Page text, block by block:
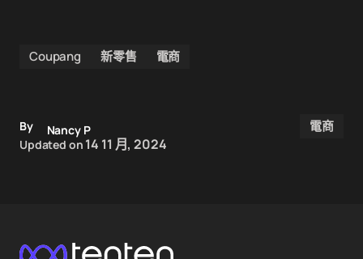
Coupang 新零售 電商
By
Nancy P
Updated on 14 11 月, 2024
電商